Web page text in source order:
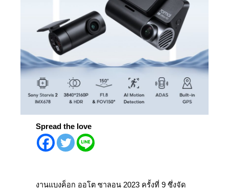
Spread the love
งานแบงค็อก ออโต ซาลอน 2023 ครั้งที่ 9 ซึ่งจัด